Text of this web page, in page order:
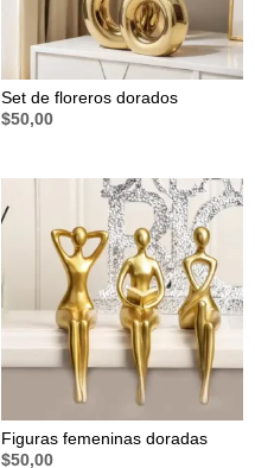
Set de floreros dorados
$50,00
Figuras femeninas doradas
$50,00